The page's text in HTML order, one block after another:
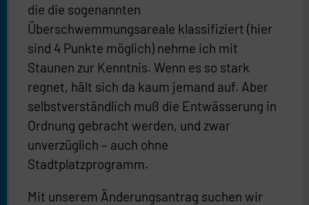
die die sogenannten
Überschwemmungsareale klassifiziert (hier
sind 4 Punkte möglich) nehme ich mit
Staunen zur Kenntnis. Wenn es so stark
regnet, hält sich da kaum jemand auf. Aber
selbstverständlich muß die Entwässerung in
Ordnung gebracht werden, und zwar
unverzüglich – auch ohne
Stadtplatzprogramm.
Mit unserem Änderungsantrag suchen wir